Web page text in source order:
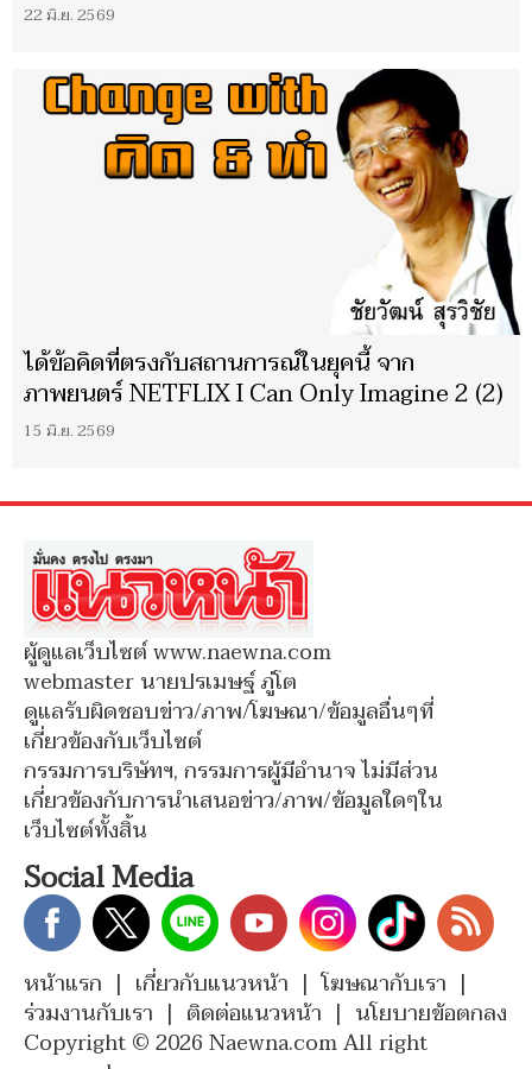
22 มิ.ย. 2569
ได้ข้อคิดที่ตรงกับสถานการณ์ในยุคนี้ จาก
ภาพยนตร์ NETFLIX I Can Only Imagine 2 (2)
15 มิ.ย. 2569
ผู้ดูแลเว็บไซต์ www.naewna.com
webmaster นายปรเมษฐ์ ภู่โต
ดูแลรับผิดชอบข่าว/ภาพ/โฆษณา/ข้อมูลอื่นๆที่
เกี่ยวข้องกับเว็บไซต์
กรรมการบริษัทฯ, กรรมการผู้มีอำนาจ ไม่มีส่วน
เกี่ยวข้องกับการนำเสนอข่าว/ภาพ/ข้อมูลใดๆใน
เว็บไซต์ทั้งสิ้น
Social Media
หน้าแรก | เกี่ยวกับแนวหน้า | โฆษณากับเรา |
ร่วมงานกับเรา | ติดต่อแนวหน้า | นโยบายข้อตกลง
Copyright © 2026 Naewna.com All right